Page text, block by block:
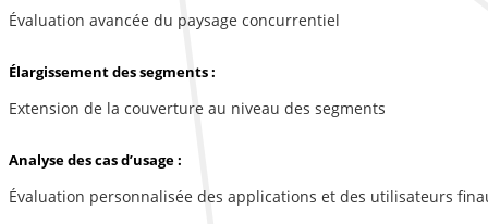
Évaluation avancée du paysage concurrentiel
Élargissement des segments :
Extension de la couverture au niveau des segments
Analyse des cas d’usage :
Évaluation personnalisée des applications et des utilisateurs